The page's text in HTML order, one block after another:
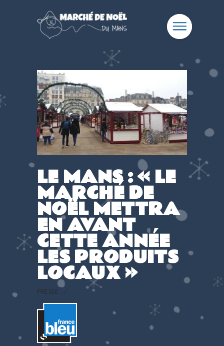
LE MANS : « LE
MARCHÉ DE
NOËL METTRA
EN AVANT
CETTE ANNÉE
LES PRODUITS
LOCAUX »
PRESSE